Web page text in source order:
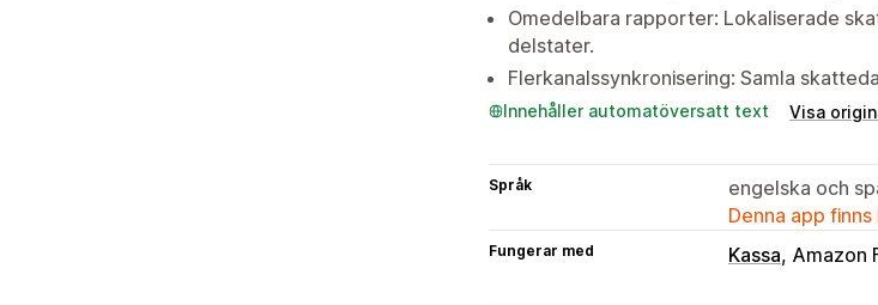
Omedelbara rapporter: Lokaliserade
delstater.
Flerkanalssynkronisering: Samla
Innehåller automatöversatt text Visa
Språk
engelska och
Denna app
Fungerar med Kassa Amazon